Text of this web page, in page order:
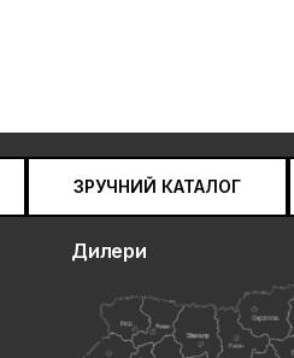
ЗРУЧНИЙ КАТАЛОГ
Дилери